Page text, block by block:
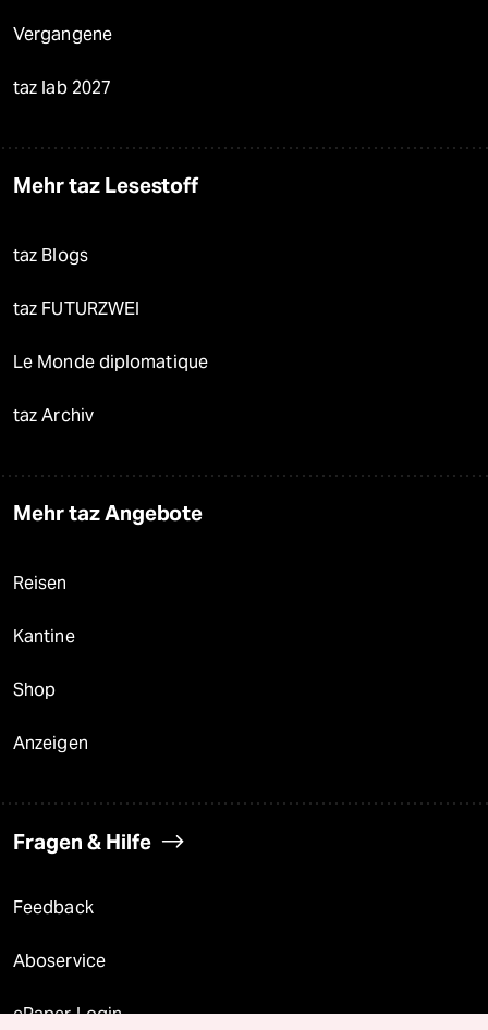
Vergangene
taz lab 2027
Mehr taz Lesestoff
taz Blogs
taz FUTURZWEI
Le Monde diplomatique
taz Archiv
Mehr taz Angebote
Reisen
Kantine
Shop
Anzeigen
Fragen & Hilfe
Feedback
Aboservice
ePaper Login